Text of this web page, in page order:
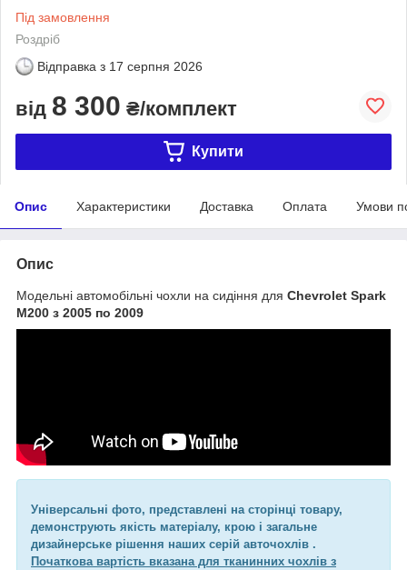
Під замовлення
Роздріб
Відправка з 17 серпня 2026
від 8 300 ₴/комплект
Купити
Опис Характеристики Доставка Оплата Умови
Опис
Модельні автомобільні чохли на сидіння для Chevrolet Spark
M200 з 2005 по 2009
Універсальні фото, представлені на сторінці товару,
демонструють якість матеріалу, крою і загальне
дизайнерське рішення наших серій авточохлів .
Початкова вартість вказана для тканинних чохлів з